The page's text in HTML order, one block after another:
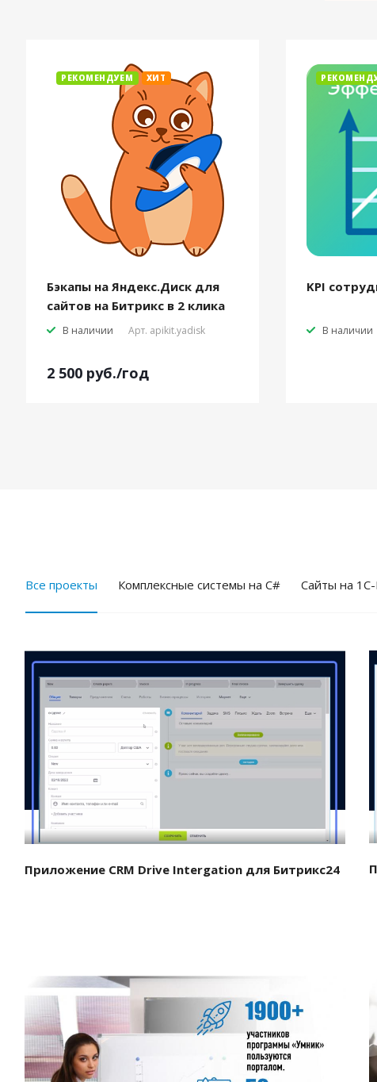
РЕКОМЕНДУЕМ ХИТ
Бэкапы на Яндекс.Диск для
сайтов на Битрикс в 2 клика
В наличии Арт. apikit.yadisk
2 500 руб./год
KPI
В наличии
Все проекты Комплексные системы на C# Cайты на
Смотреть проект
Приложение CRM Drive Intergation для Битрикс24